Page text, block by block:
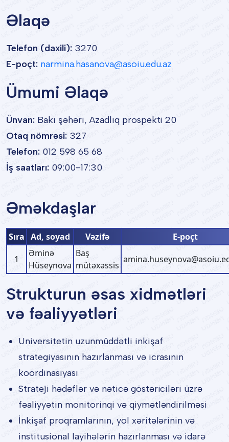
Əlaqə
Telefon (daxili): 3270
E-poçt: narmina.hasanova@asoiu.edu.az
Ümumi Əlaqə
Ünvan:Bakı şəhəri, Azadlıq prospekti 20
Otaq nömrəsi: 327
Telefon: 012 598 65 68
İş saatları:09:00-17:30
Əməkdaşlar
Sıra Ad, soyad Vəzifə
E-poçt
1
Əminə
Hüseynova
Baş
mütəxəssis
Strukturun əsas xidmətləri
və fəaliyyətləri
Universitetin uzunmüddətli inkişaf
strategiyasının hazırlanması və icrasının
koordinasiyası
Strateji hədəflər və nəticə göstəriciləri üzrə
fəaliyyətin monitorinqi və qiymətləndirilməsi
İnkişaf proqramlarının, yol xəritələrinin və
institusional layihələrin hazırlanması və idarə